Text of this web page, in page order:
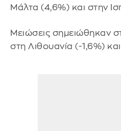
Μάλτα (4,6%) και στην
Μειώσεις σημειώθηκαν
στη Λιθουανία (-1,6%)